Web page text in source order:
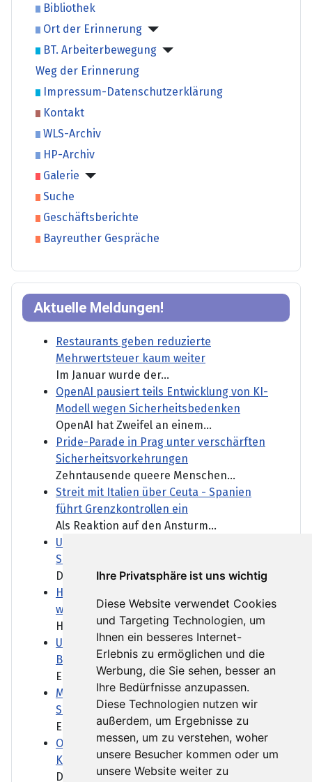
Ihre Privatsphäre ist uns wichtig
Diese Website verwendet Cookies
und Targeting Technologien, um
Ihnen ein besseres Internet-
Erlebnis zu ermöglichen und die
Werbung, die Sie sehen, besser an
Ihre Bedürfnisse anzupassen.
Diese Technologien nutzen wir
außerdem, um Ergebnisse zu
messen, um zu verstehen, woher
unsere Besucher kommen oder um
unsere Website weiter zu
Bibliothek
Ort der Erinnerung
BT. Arbeiterbewegung
Weg der Erinnerung
Impressum-Datenschutzerklärung
Kontakt
WLS-Archiv
HP-Archiv
Galerie
Suche
Geschäftsberichte
Bayreuther Gespräche
Aktuelle Meldungen!
Restaurants geben reduzierte
Mehrwertsteuer kaum weiter
Im Januar wurde der...
OpenAI pausiert teils Entwicklung von KI-
Modell wegen Sicherheitsbedenken
OpenAI hat Zweifel an einem...
Pride-Parade in Prag unter verschärften
Sicherheitsvorkehrungen
Zehntausende queere Menschen...
Streit mit Italien über Ceuta - Spanien
führt Grenzkontrollen ein
Als Reaktion auf den Ansturm...
US-Senat beschließt verschärfte Russland-
Sanktionen
Der US-Senat macht den Weg...
Hitzewelle im Gazastreifen: "Die Zelte sind
wie stickige Backöfen"
Hunderttausende Menschen...
US-Gericht stoppt vorerst Bau von Trumps
Ballsaal
Ein Ballsaal nach den...
Minderjährige in Ceuta bringen Spanien in
Schwierigkeiten
Erwachsene Migranten haben...
Oman - ein Tanker und die Angst vor einer
Katastrophe
Die vor Oman auf Grund...